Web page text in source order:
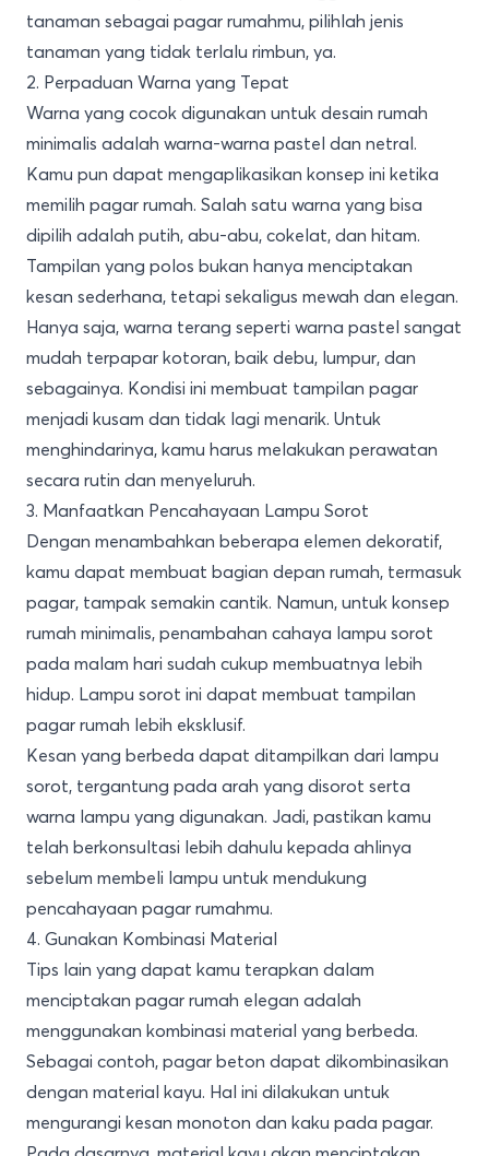
tanaman sebagai pagar rumahmu, pilihlah jenis
tanaman yang tidak terlalu rimbun, ya.
2. Perpaduan Warna yang Tepat
Warna yang cocok digunakan untuk desain rumah
minimalis adalah warna-warna pastel dan netral.
Kamu pun dapat mengaplikasikan konsep ini ketika
memilih pagar rumah. Salah satu warna yang bisa
dipilih adalah putih, abu-abu, cokelat, dan hitam.
Tampilan yang polos bukan hanya menciptakan
kesan sederhana, tetapi sekaligus mewah dan elegan.
Hanya saja, warna terang seperti warna pastel sangat
mudah terpapar kotoran, baik debu, lumpur, dan
sebagainya. Kondisi ini membuat tampilan pagar
menjadi kusam dan tidak lagi menarik. Untuk
menghindarinya, kamu harus melakukan perawatan
secara rutin dan menyeluruh.
3. Manfaatkan Pencahayaan Lampu Sorot
Dengan menambahkan beberapa elemen dekoratif,
kamu dapat membuat bagian depan rumah, termasuk
pagar, tampak semakin cantik. Namun, untuk konsep
rumah minimalis, penambahan cahaya lampu sorot
pada malam hari sudah cukup membuatnya lebih
hidup. Lampu sorot ini dapat membuat tampilan
pagar rumah lebih eksklusif.
Kesan yang berbeda dapat ditampilkan dari lampu
sorot, tergantung pada arah yang disorot serta
warna lampu yang digunakan. Jadi, pastikan kamu
telah berkonsultasi lebih dahulu kepada ahlinya
sebelum membeli lampu untuk mendukung
pencahayaan pagar rumahmu.
4. Gunakan Kombinasi Material
Tips lain yang dapat kamu terapkan dalam
menciptakan pagar rumah elegan adalah
menggunakan kombinasi material yang berbeda.
Sebagai contoh, pagar beton dapat dikombinasikan
dengan material kayu. Hal ini dilakukan untuk
mengurangi kesan monoton dan kaku pada pagar.